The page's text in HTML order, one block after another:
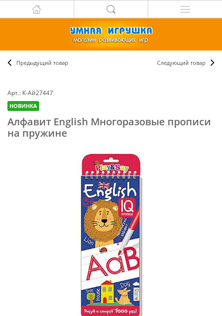
Предыдущий товар Следующий товар
Арт.: К-Ай27447
НОВИНКА
Алфавит English Многоразовые прописи
на пружине